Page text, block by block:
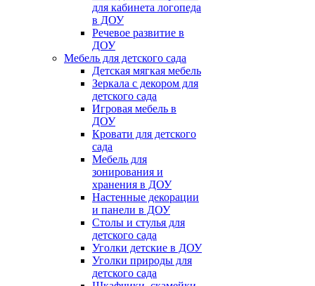
для кабинета логопеда
в ДОУ
Речевое развитие в
ДОУ
Мебель для детского сада
Детская мягкая мебель
Зеркала с декором для
детского сада
Игровая мебель в
ДОУ
Кровати для детского
сада
Мебель для
зонирования и
хранения в ДОУ
Настенные декорации
и панели в ДОУ
Столы и стулья для
детского сада
Уголки детские в ДОУ
Уголки природы для
детского сада